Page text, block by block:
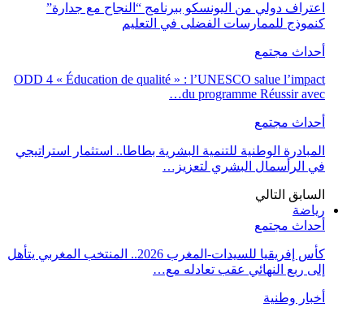
اعتراف دولي من اليونسكو ببرنامج “النجاح مع جدارة”
كنموذج للممارسات الفضلى في التعليم
أحداث مجتمع
ODD 4 « Éducation de qualité » : l’UNESCO salue l’impact
du programme Réussir avec…
أحداث مجتمع
المبادرة الوطنية للتنمية البشرية بطاطا.. استثمار استراتيجي
في الرأسمال البشري لتعزيز…
السابق التالي
رياضة
أحداث مجتمع
كأس إفريقيا للسيدات-المغرب 2026.. المنتخب المغربي يتأهل
إلى ربع النهائي عقب تعادله مع…
أخبار وطنية